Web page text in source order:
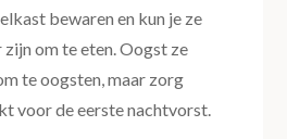
bewaren en kun je ze
om te eten. Oogst ze
te oogsten, maar zorg
voor de eerste nachtvorst.